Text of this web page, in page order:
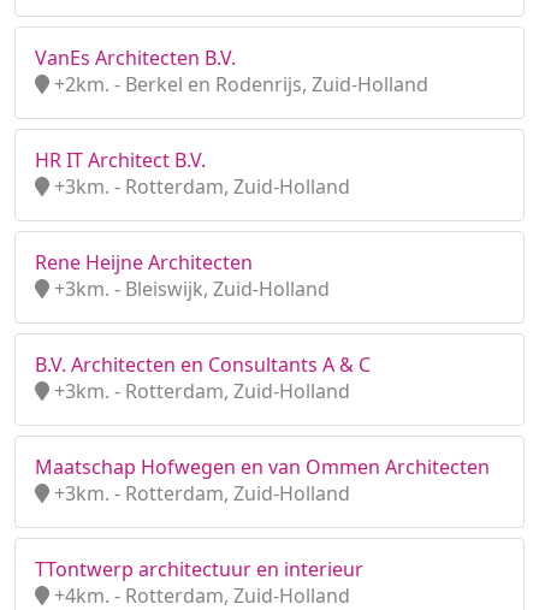
VanEs Architecten B.V.
+2km. - Berkel en Rodenrijs, Zuid-Holland
HR IT Architect B.V.
+3km. - Rotterdam, Zuid-Holland
Rene Heijne Architecten
+3km. - Bleiswijk, Zuid-Holland
B.V. Architecten en Consultants A & C
+3km. - Rotterdam, Zuid-Holland
Maatschap Hofwegen en van Ommen Architecten
+3km. - Rotterdam, Zuid-Holland
TTontwerp architectuur en interieur
+4km. - Rotterdam, Zuid-Holland